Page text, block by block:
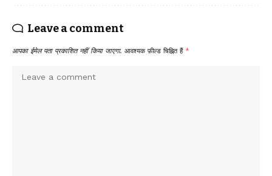
Leave a comment
आपका ईमेल पता प्रकाशित नहीं किया जाएगा. आवश्यक फ़ील्ड चिह्नित हैं *